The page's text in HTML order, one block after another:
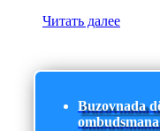
Читать далее
Buzovnada